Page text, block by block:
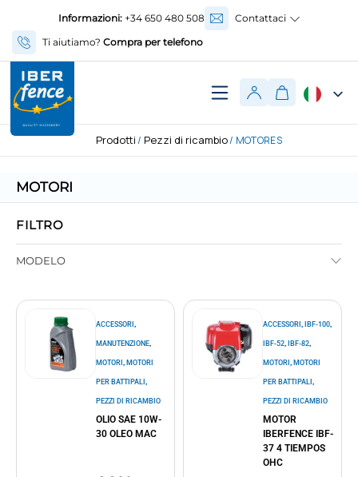
Informazioni:+34 650 480 508
Contattaci
Ti aiutiamo? Compra per telefono
Prodotti/ Pezzi di ricambio/ MOTORES
MOTORI
FILTRO
MODELO
ACCESSORI ,
MANUTENZIONE,
MOTORI , MOTORI
PER BATTIPALI ,
PEZZI DI RICAMBIO
OLIO SAE 10W-
30 OLEO MAC
ACCESSORI , IBF-100,
IBF-52, IBF-82,
MOTORI , MOTORI
PER BATTIPALI ,
PEZZI DI RICAMBIO
MOTOR
IBERFENCE IBF-
37 4 TIEMPOS
OHC